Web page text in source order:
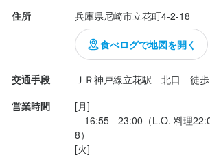
ゴマの葉、サニーレタス、白ネギのごま油と
もの、ナムル、キムチ、味噌ダレ、などなど
そしてタレに漬け込まれた三段バラのお肉が
高麗人参と薬味と特製ダレに漬け...
住所 兵庫県尼崎市立花町4-2-18
食べログで地図を開く
交通手段
ＪＲ神戸線立花駅　北口　徒
営業時間
[月]
16:55 - 23:00（L.O. 料理
8）
[火]